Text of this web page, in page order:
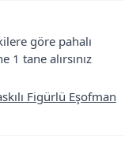
göre pahalı
1 tane alırsınız
Figürlü Eşofman